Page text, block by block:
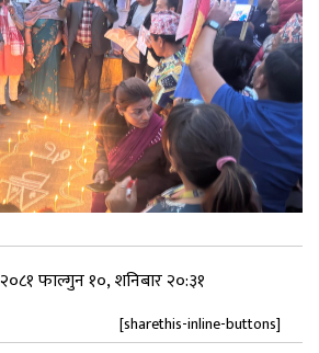
२०८१ फाल्गुन १०, शनिबार २०:३१
[sharethis-inline-buttons]